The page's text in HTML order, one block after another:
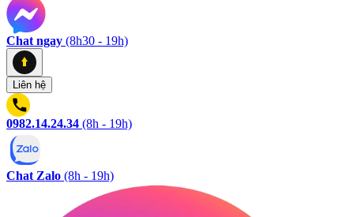
Chat ngay (8h30 - 19h)
Liên hệ
0982.14.24.34 (8h - 19h)
Chat Zalo (8h - 19h)